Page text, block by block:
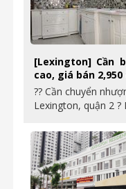
[Lexington] Cần
cao, giá bán
?? Cần chuyển
Lexington, quận 2 ?